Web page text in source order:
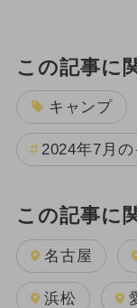
この記事に
キャンプ
2024年7月の
この記事に
名古屋
浜松